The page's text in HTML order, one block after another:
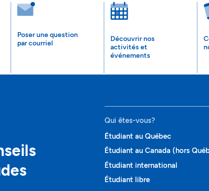
Poser une question
par courriel
Découvrir nos
activités et
événements
Qui êtes-vous?
Étudiant au Québec
Étudiant au Canada (hors
Étudiant international
Étudiant libre